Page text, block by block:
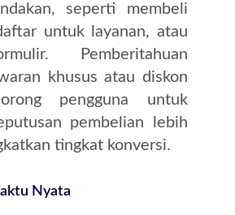
seperti membeli
untuk layanan, atau
Pemberitahuan
khusus atau diskon
pengguna untuk
pembelian lebih
tingkat konversi.
Nyata